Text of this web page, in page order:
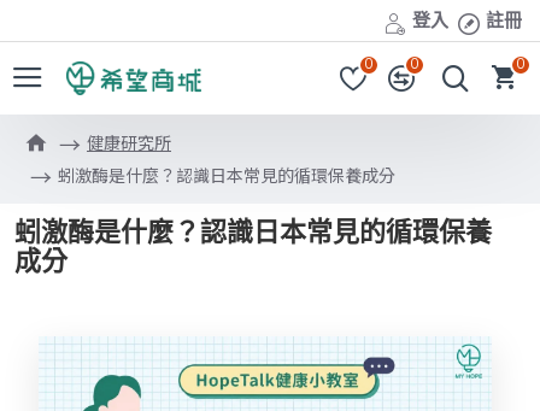
登入 註冊
0 0 0
健康研究所
蚓激酶是什麼？認識日本常見的循環保養成分
蚓激酶是什麼？認識日本常見的循環保養
成分